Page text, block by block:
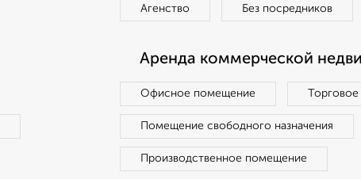
Агенство Без посредников
Аренда коммерческой
Офисное помещение
Помещение свободного назначения
Производственное помещение